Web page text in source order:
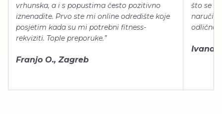
vrhunska, a i s popustima često pozitivno
iznenadite. Prvo ste mi online odredište koje
posjetim kada su mi potrebni fitness-
rekviziti. Tople preporuke.”
Franjo O., Zagreb
što se
naručiti,
odlično
Ivana